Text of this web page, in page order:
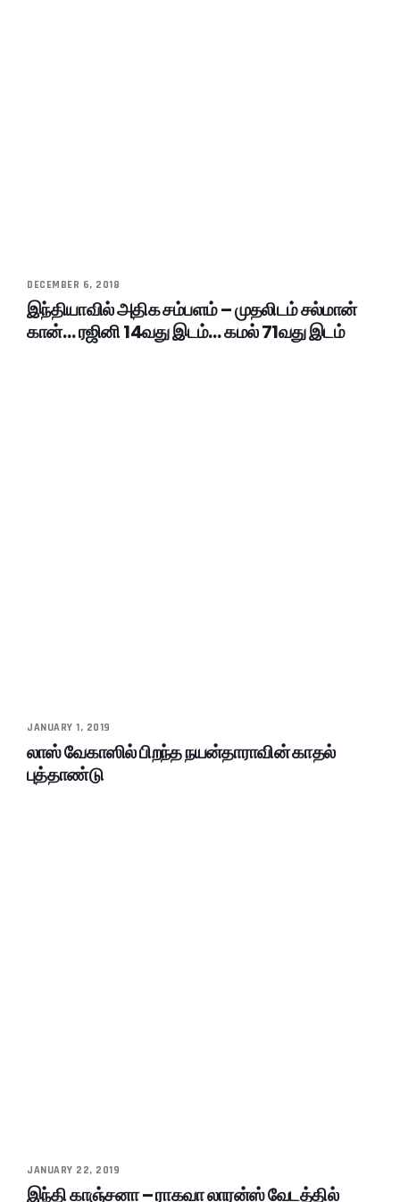
DECEMBER 6, 2018
இந்தியாவில் அதிக சம்பளம் – முதலிடம் சல்மான்
கான்… ரஜினி 14வது இடம்… கமல் 71வது இடம்
JANUARY 1, 2019
லாஸ் வேகாஸில் பிறந்த நயன்தாராவின் காதல்
புத்தாண்டு
JANUARY 22, 2019
இந்தி காஞ்சனா – ராகவா லாரன்ஸ் வேடத்தில்